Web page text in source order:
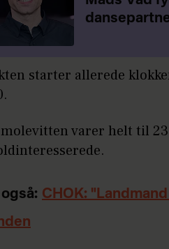
starter allerede
varer helt til
CHOK: